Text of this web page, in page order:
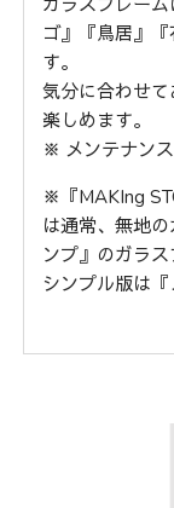
ガラスフレーム
ゴ』『鳥居』
す。
気分に合わせ
楽しめます。
※ メンテナンス
※『MAKIng
は通常、無地
ンプ』のガラス
シンプル版は